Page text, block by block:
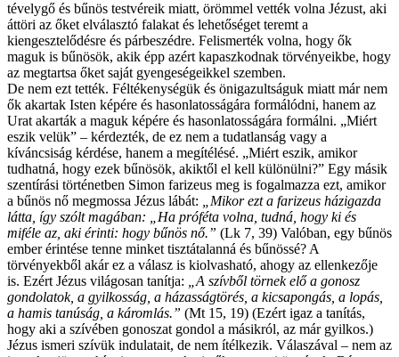
tévelygő és bűnös testvéreik miatt, örömmel vették volna Jézust, aki
áttöri az őket elválasztó falakat és lehetőséget teremt a
kiengesztelődésre és párbeszédre. Felismerték volna, hogy ők
maguk is bűnösök, akik épp azért kapaszkodnak törvényeikbe, hogy
az megtartsa őket saját gyengeségeikkel szemben.
De nem ezt tették. Féltékenységük és önigazultságuk miatt már nem
ők akartak Isten képére és hasonlatosságára formálódni, hanem az
Urat akarták a maguk képére és hasonlatosságára formálni. „Miért
eszik velük” – kérdezték, de ez nem a tudatlanság vagy a
kíváncsiság kérdése, hanem a megítélésé. „Miért eszik, amikor
tudhatná, hogy ezek bűnösök, akiktől el kell különülni?” Egy másik
szentírási történetben Simon farizeus meg is fogalmazza ezt, amikor
a bűnös nő megmossa Jézus lábát:
„Mikor ezt a farizeus házigazda
látta, így szólt magában: „Ha próféta volna, tudná, hogy ki és
miféle az, aki érinti: hogy bűnös nő.” (Lk 7, 39) Valóban, egy bűnös
ember érintése tenne minket tisztátalanná és bűnössé? A
törvényekből akár ez a válasz is kiolvasható, ahogy az ellenkezője
is. Ezért Jézus világosan tanítja:
„A szívből törnek elő a gonosz
gondolatok, a gyilkosság, a házasságtörés, a kicsapongás, a lopás,
a hamis tanúság, a káromlás.” (Mt 15, 19) (Ezért igaz a tanítás,
hogy aki a szívében gonoszat gondol a másikról, az már gyilkos.)
Jézus ismeri szívük indulatait, de nem ítélkezik. Válaszával – nem az